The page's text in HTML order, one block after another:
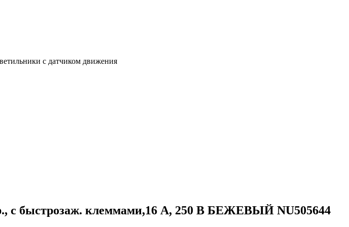
с датчиком движения
с быстрозаж. клеммами,16 А, 250 В БЕЖЕВЫЙ NU505644